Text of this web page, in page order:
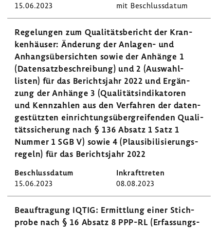
15.06.2023 mit Beschluss­datum
Rege­lungen zum Quali­täts­be­richt der Kran­
ken­häuser: Ände­rung der Anlagen-​ und
Anhangs­über­sichten sowie der Anhänge 1
(Daten­satz­be­schrei­bung) und 2 (Auswahl­
listen) für das Berichts­jahr 2022 und Ergän­
zung der Anhänge 3 (Quali­täts­in­di­ka­toren
und Kenn­zahlen aus den Verfahren der daten­
ge­stützten einrich­tungs­über­grei­fenden Quali­
täts­si­che­rung nach § 136 Absatz 1 Satz 1
Nummer 1 SGB V) sowie 4 (Plau­si­bi­li­sie­rungs­
re­geln) für das Berichts­jahr 2022
15.06.2023 08.08.2023
Beauf­tra­gung IQTIG: Ermitt­lung einer Stich­
probe nach § 16 Absatz 8 PPP-RL (Erfas­sungs­